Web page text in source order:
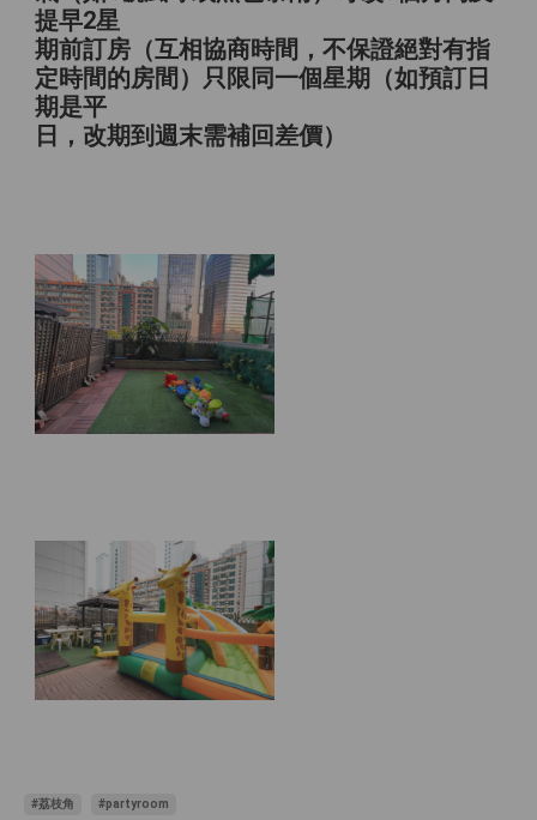
提早2星
期前訂房（互相協商時間，不保證絕對有指
定時間的房間）只限同一個星期（如預訂日
期是平
日，改期到週末需補回差價）
#荔枝角 #partyroom